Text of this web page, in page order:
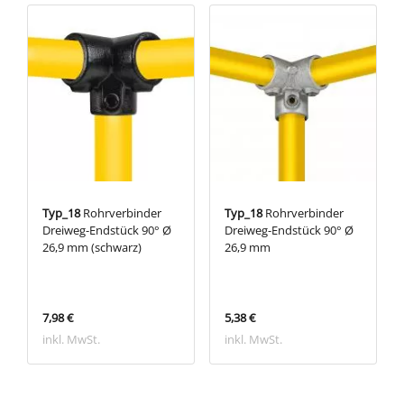
Typ_18Rohrverbinder
Dreiweg-Endstück 90° Ø
26,9 mm (schwarz)
7,98 €
inkl. MwSt.
Typ_18Rohrverbinder
Dreiweg-Endstück 90° Ø
26,9 mm
5,38 €
inkl. MwSt.